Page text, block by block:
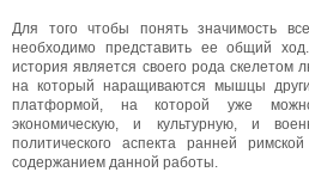
Для того чтобы понять значимость
необходимо представить ее общий
история является своего рода скелетом
на который наращиваются мышцы
платформой, на которой уже
экономическую, и культурную, и
политического аспекта ранней
содержанием данной работы.